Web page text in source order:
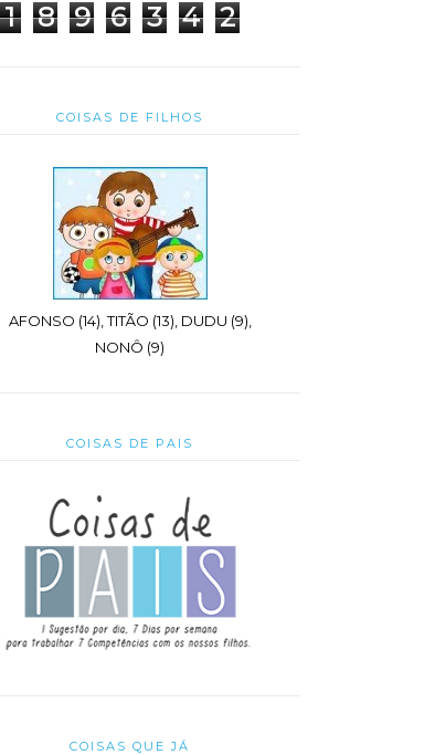
1 8 9 6 3 4 2
COISAS DE FILHOS
AFONSO (14), TITÃO (13), DUDU (9),
NONÔ (9)
COISAS DE PAIS
COISAS QUE JÁ